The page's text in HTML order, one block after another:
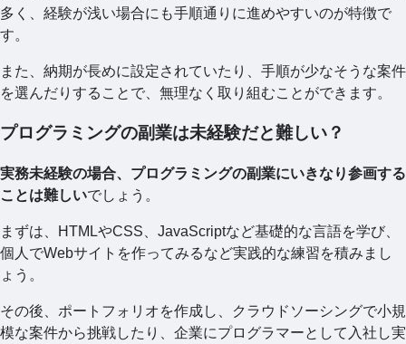
多く、経験が浅い場合にも手順通りに進めやすいのが特徴で
す。
また、納期が長めに設定されていたり、手順が少なそうな案件
を選んだりすることで、無理なく取り組むことができます。
プログラミングの副業は未経験だと難しい？
実務未経験の場合、プログラミングの副業にいきなり参画する
ことは難しいでしょう。
まずは、HTMLやCSS、JavaScriptなど基礎的な言語を学び、
個人でWebサイトを作ってみるなど実践的な練習を積みまし
ょう。
その後、ポートフォリオを作成し、クラウドソーシングで小規
模な案件から挑戦したり、企業にプログラマーとして入社し実